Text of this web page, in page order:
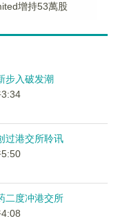
增持53萬股
步入破发潮
过港交所聆讯
二度冲港交所